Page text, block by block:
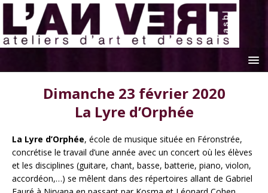
Dimanche 23 février 2020
La Lyre d’Orphée
La Lyre d’Orphée, école de musique située en Féronstrée,
concrétise le travail d’une année avec un concert où les élèves
et les disciplines (guitare, chant, basse, batterie, piano, violon,
accordéon,…) se mêlent dans des répertoires allant de Gabriel